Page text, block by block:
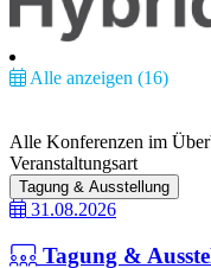
Alle anzeigen (16)
Alle Konferenzen im
Veranstaltungsart
Tagung & Ausstellung
31.08.2026
Tagung &